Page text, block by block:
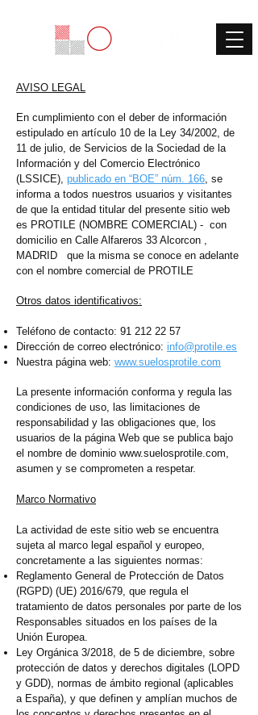
AVISO LEGAL
En cumplimiento con el deber de información
estipulado en artículo 10 de la Ley 34/2002, de
11 de julio, de Servicios de la Sociedad de la
Información y del Comercio Electrónico
(LSSICE), publicado en “BOE” núm. 166, se
informa a todos nuestros usuarios y visitantes
de que la entidad titular del presente sitio web
es PROTILE (NOMBRE COMERCIAL) - con
domicilio en Calle Alfareros 33 Alcorcon ,
MADRID que la misma se conoce en adelante
con el nombre comercial de PROTILE
Otros datos identificativos:
Teléfono de contacto: 91 212 22 57
Dirección de correo electrónico: info@protile.es
Nuestra página web: www.suelosprotile.com
La presente información conforma y regula las
condiciones de uso, las limitaciones de
responsabilidad y las obligaciones que, los
usuarios de la página Web que se publica bajo
el nombre de dominio www.suelosprotile.com,
asumen y se comprometen a respetar.
Marco Normativo
La actividad de este sitio web se encuentra
sujeta al marco legal español y europeo,
concretamente a las siguientes normas:
Reglamento General de Protección de Datos
(RGPD) (UE) 2016/679, que regula el
tratamiento de datos personales por parte de los
Responsables situados en los países de la
Unión Europea.
Ley Orgánica 3/2018, de 5 de diciembre, sobre
protección de datos y derechos digitales (LOPD
y GDD), normas de ámbito regional (aplicables
a España), y que definen y amplían muchos de